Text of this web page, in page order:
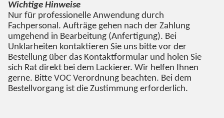
Wichtige Hinweise
Nur für professionelle Anwendung durch
Fachpersonal. Aufträge gehen nach der Zahlung
umgehend in Bearbeitung (Anfertigung). Bei
Unklarheiten kontaktieren Sie uns bitte vor der
Bestellung über das Kontaktformular und holen Sie
sich Rat direkt bei dem Lackierer. Wir helfen Ihnen
gerne. Bitte VOC Verordnung beachten. Bei dem
Bestellvorgang ist die Zustimmung erforderlich.